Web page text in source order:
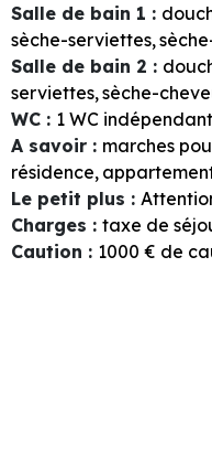
Salle de bain 1 :
sèche-serviettes
Salle de bain 2 :
serviettes sèche-
WC : 1 WC
A savoir : marches
résidence
Le petit plus :
Charges : taxe de
Caution : 1000 € de